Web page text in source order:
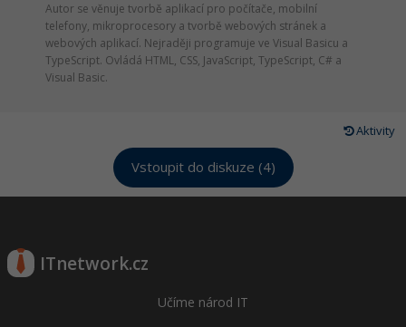
Autor se věnuje tvorbě aplikací pro počítače, mobilní
telefony, mikroprocesory a tvorbě webových stránek a
webových aplikací. Nejraději programuje ve Visual Basicu a
TypeScript. Ovládá HTML, CSS, JavaScript, TypeScript, C# a
Visual Basic.
Aktivity
Vstoupit do diskuze (4)
ITnetwork.cz
Učíme národ IT